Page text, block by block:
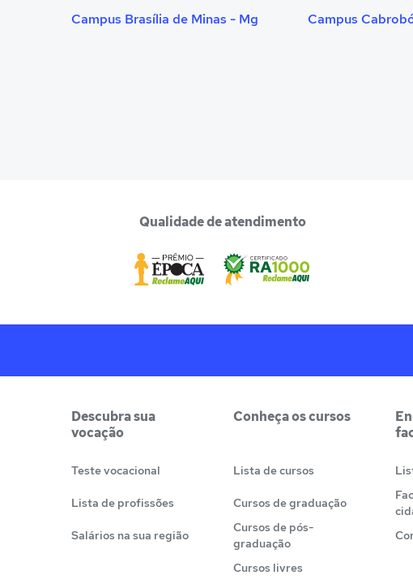
Campus Brasília de Minas - Mg Campus
Qualidade de atendimento
Descubra sua
vocação
Teste vocacional
Lista de profissões
Salários na sua região
Conheça os cursos
Lista de cursos
Cursos de graduação
Cursos de pós-
graduação
Cursos livres